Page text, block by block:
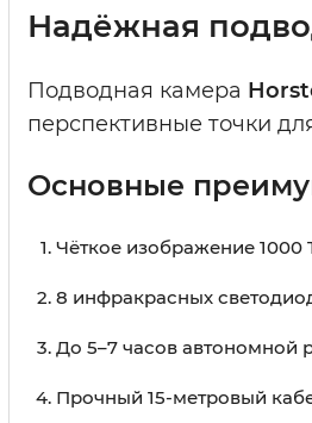
Надёжная
Подводная камера
перспективные точки
Основные
Чёткое изображение 1000
8 инфракрасных
До 5–7 часов автономной
Прочный 15-метровый